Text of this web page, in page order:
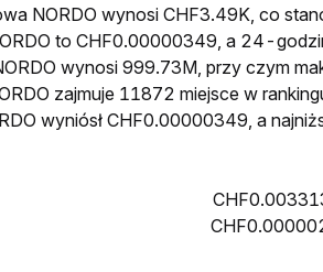
NORDO wynosi CHF3.49K, co
to CHF0.00000349, a 24-
wynosi 999.73M, przy czym
zajmuje 11872 miejsce w
wyniósł CHF0.00000349, a